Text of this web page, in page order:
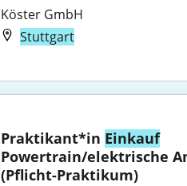
Köster GmbH
Stuttgart
Praktikant*in Einkauf
Powertrain/elektrische
(Pflicht-Praktikum)